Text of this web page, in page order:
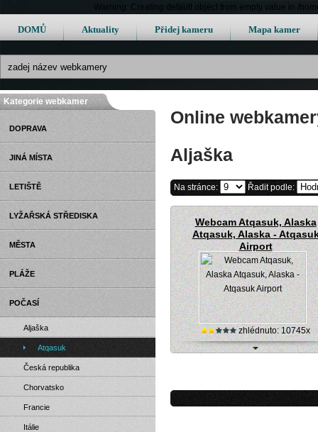
Warning: Creating default object from empty value in /
DOMŮ Aktuality Přidej kameru Mapa kamer
Online
Aljaška
Na stránce: Řadit podle:
Webcam Atqasuk, Alaska
Atqasuk, Alaska -
Airport
zhlédnuto: 10745x
Kategorie webkamer
DOPRAVA
JINÁ MÍSTA
LETIŠTĚ
LYŽAŘSKÁ STŘEDISKA
MĚSTA
PLÁŽE
POČASÍ
Aljaška
Atqasuk
Česká republika
Chorvatsko
Francie
Itálie